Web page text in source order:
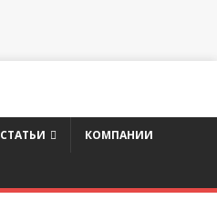
СТАТЬИ КОМПАНИИ